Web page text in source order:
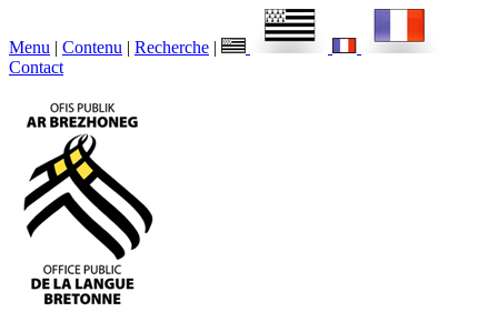
Menu | Contenu | Recherche |
Contact